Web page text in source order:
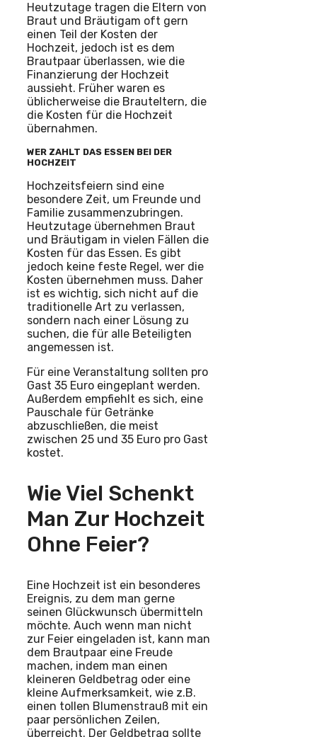
Heutzutage tragen die Eltern von
Braut und Bräutigam oft gern
einen Teil der Kosten der
Hochzeit, jedoch ist es dem
Brautpaar überlassen, wie die
Finanzierung der Hochzeit
aussieht. Früher waren es
üblicherweise die Brauteltern, die
die Kosten für die Hochzeit
übernahmen.
WER ZAHLT DAS ESSEN BEI DER
HOCHZEIT
Hochzeitsfeiern sind eine
besondere Zeit, um Freunde und
Familie zusammenzubringen.
Heutzutage übernehmen Braut
und Bräutigam in vielen Fällen die
Kosten für das Essen. Es gibt
jedoch keine feste Regel, wer die
Kosten übernehmen muss. Daher
ist es wichtig, sich nicht auf die
traditionelle Art zu verlassen,
sondern nach einer Lösung zu
suchen, die für alle Beteiligten
angemessen ist.
Für eine Veranstaltung sollten pro
Gast 35 Euro eingeplant werden.
Außerdem empfiehlt es sich, eine
Pauschale für Getränke
abzuschließen, die meist
zwischen 25 und 35 Euro pro Gast
kostet.
Wie Viel Schenkt
Man Zur Hochzeit
Ohne Feier?
Eine Hochzeit ist ein besonderes
Ereignis, zu dem man gerne
seinen Glückwunsch übermitteln
möchte. Auch wenn man nicht
zur Feier eingeladen ist, kann man
dem Brautpaar eine Freude
machen, indem man einen
kleineren Geldbetrag oder eine
kleine Aufmerksamkeit, wie z.B.
einen tollen Blumenstrauß mit ein
paar persönlichen Zeilen,
überreicht. Der Geldbetrag sollte